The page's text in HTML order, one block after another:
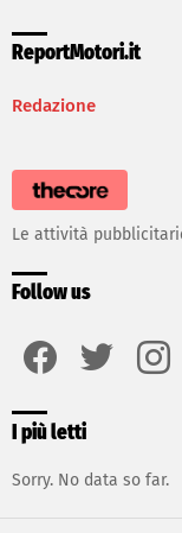
ReportMotori.it
Redazione
Le attività
Follow us
I più letti
Sorry. No data so far.